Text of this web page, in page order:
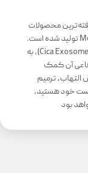
محصولات
مراقبت از پوست است که توسط برند معتبر MediCube تولید شده است.
این سرم، با ترکیبی منحصر‌به‌فرد از اگزوزوم سیکا (Cica Exosome)، به
آن کمک
ترمیم
خود هستید،
بود